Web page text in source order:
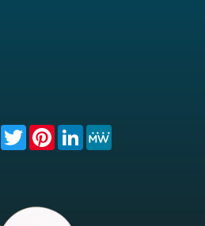
FacebookTwitterPinterest
LinkedIn